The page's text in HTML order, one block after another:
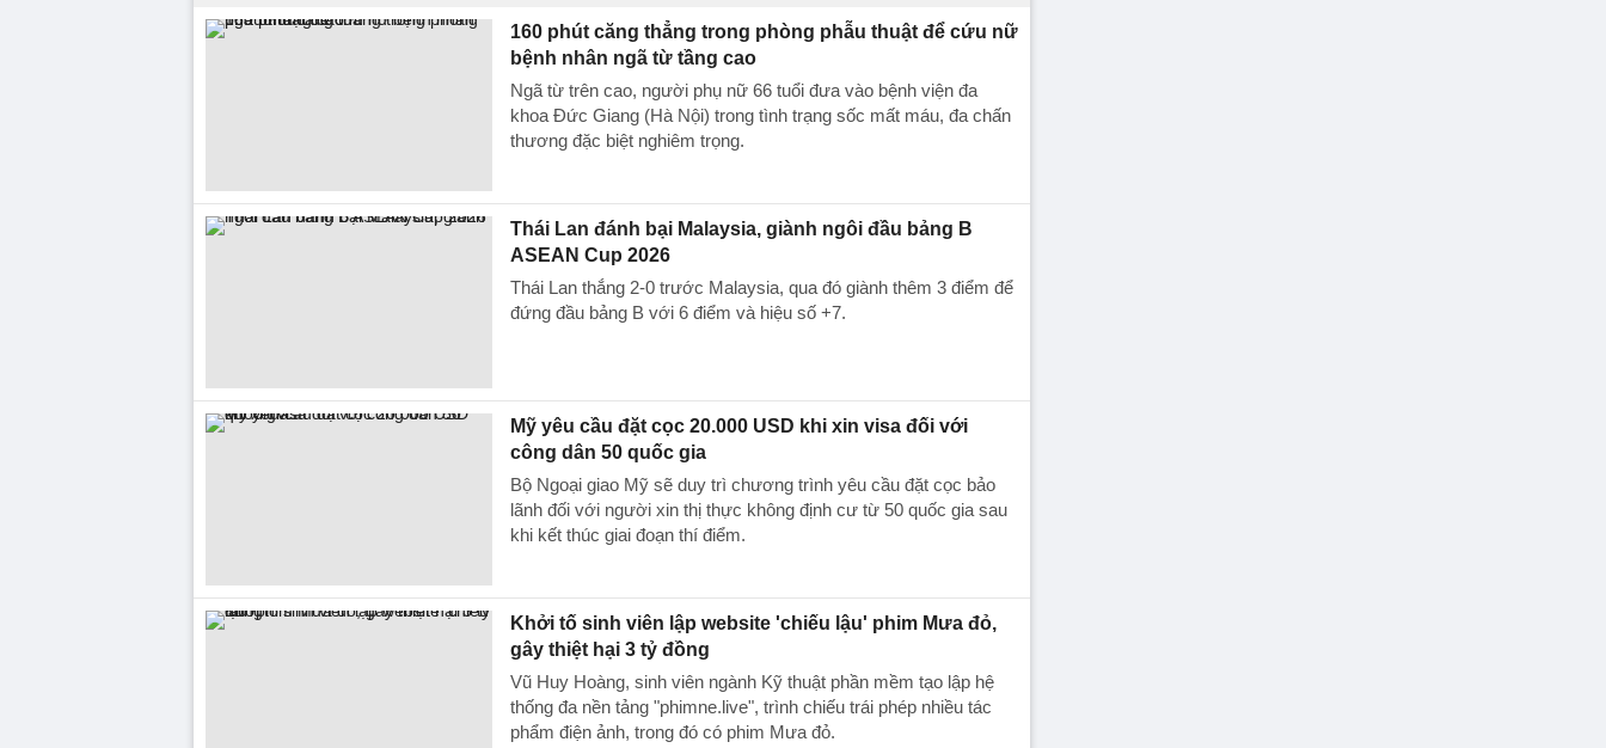
160 phút căng thẳng trong phòng phẫu thuật để cứu nữ
bệnh nhân ngã từ tầng cao
Ngã từ trên cao, người phụ nữ 66 tuổi đưa vào bệnh viện đa
khoa Đức Giang (Hà Nội) trong tình trạng sốc mất máu, đa chấn
thương đặc biệt nghiêm trọng.
Thái Lan đánh bại Malaysia, giành ngôi đầu bảng B
ASEAN Cup 2026
Thái Lan thắng 2-0 trước Malaysia, qua đó giành thêm 3 điểm để
đứng đầu bảng B với 6 điểm và hiệu số +7.
Mỹ yêu cầu đặt cọc 20.000 USD khi xin visa đối với
công dân 50 quốc gia
Bộ Ngoại giao Mỹ sẽ duy trì chương trình yêu cầu đặt cọc bảo
lãnh đối với người xin thị thực không định cư từ 50 quốc gia sau
khi kết thúc giai đoạn thí điểm.
Khởi tố sinh viên lập website 'chiếu lậu' phim Mưa đỏ,
gây thiệt hại 3 tỷ đồng
Vũ Huy Hoàng, sinh viên ngành Kỹ thuật phần mềm tạo lập hệ
thống đa nền tảng "phimne.live", trình chiếu trái phép nhiều tác
phẩm điện ảnh, trong đó có phim Mưa đỏ.